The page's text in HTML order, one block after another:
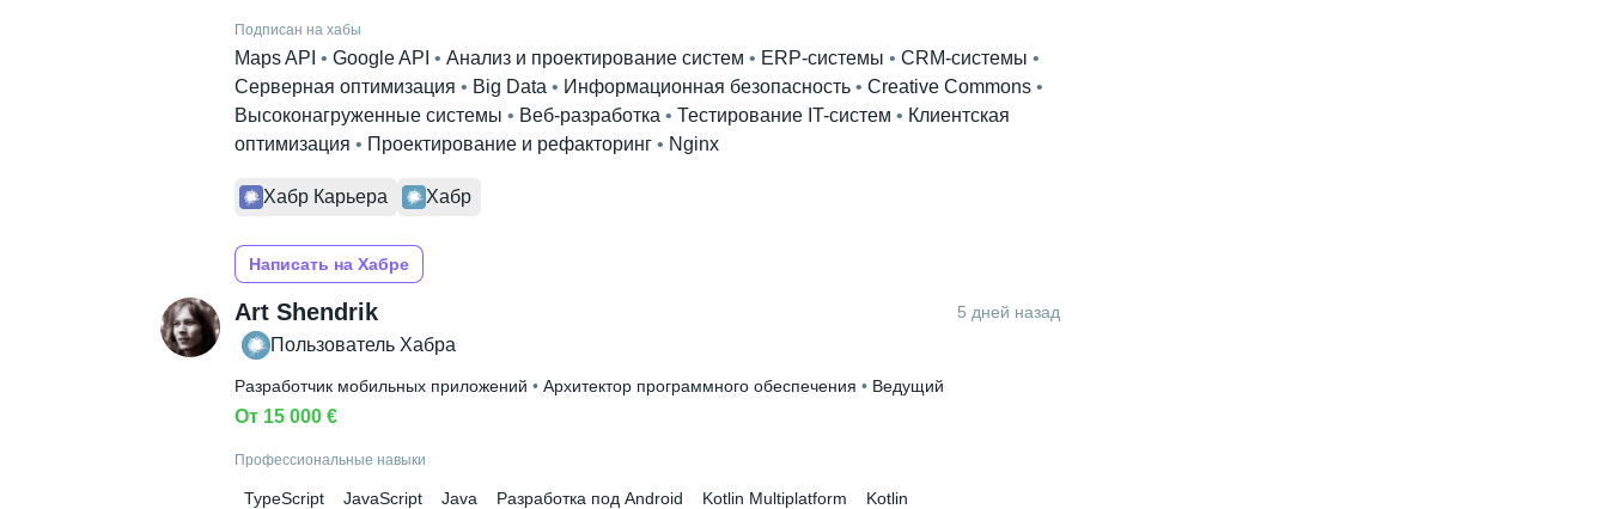
Подписан на хабы
Maps API • Google API • Анализ и проектирование систем • ERP-системы • CRM-системы
Серверная оптимизация • Big Data • Информационная безопасность • Creative Commons
Высоконагруженные системы • Веб-разработка • Тестирование IT-систем • Клиентская
оптимизация • Проектирование и рефакторинг • Nginx
Хабр Карьера Хабр
Написать на Хабре
Art Shendrik 5 дней назад
Пользователь Хабра
Разработчик мобильных приложений • Архитектор программного обеспечения • Ведущий
От 15 000 €
Профессиональные навыки
TypeScript JavaScript Java Разработка под Android Kotlin Multiplatform Kotlin